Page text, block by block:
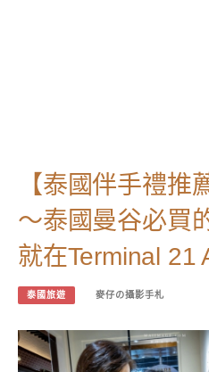
【泰國伴手禮推
～泰國曼谷必買
就在Terminal 21
泰國旅遊 麥仔の攝影手札